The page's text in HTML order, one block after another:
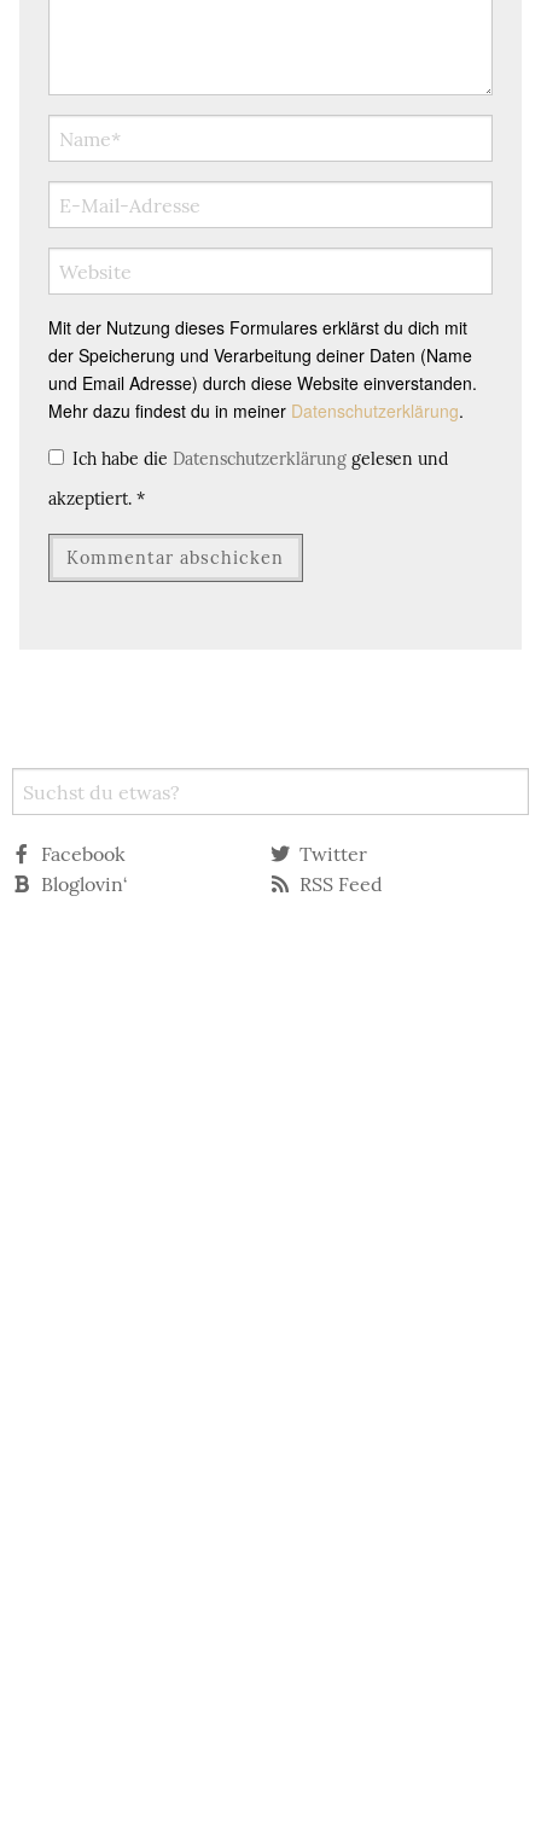
Mit der Nutzung dieses Formulares erklärst du dich mit
der Speicherung und Verarbeitung deiner Daten (Name
und Email Adresse) durch diese Website einverstanden.
Mehr dazu findest du in meiner Datenschutzerklärung.
Ich habe die Datenschutzerklärung gelesen und
akzeptiert. *
Facebook
Twitter
Bloglovin‘
RSS Feed